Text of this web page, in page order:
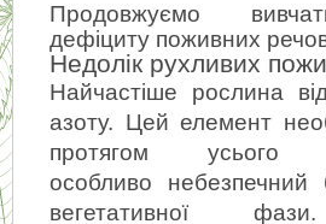
Продовжуємо
дефіциту поживних
Недолік рухливих
Найчастіше рослина
азоту. Цей елемент
протягом усього
особливо
вегетативної